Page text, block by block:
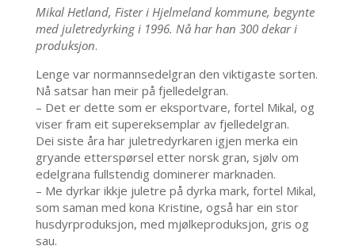
Mikal Hetland, Fister i Hjelmeland kommune, begynte
med juletredyrking i 1996. Nå har han 300 dekar i
produksjon.
Lenge var normannsedelgran den viktigaste sorten.
Nå satsar han meir på fjelledelgran.
– Det er dette som er eksportvare, fortel Mikal, og
viser fram eit supereksemplar av fjelledelgran.
Dei siste åra har juletredyrkaren igjen merka ein
gryande etterspørsel etter norsk gran, sjølv om
edelgrana fullstendig dominerer marknaden.
– Me dyrkar ikkje juletre på dyrka mark, fortel Mikal,
som saman med kona Kristine, også har ein stor
husdyrproduksjon, med mjølkeproduksjon, gris og
sau.